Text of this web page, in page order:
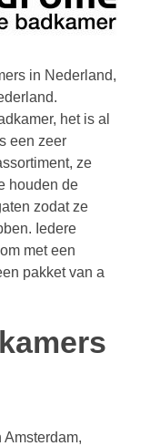
in Nederland,
het is al
een zeer
ze
houden de
zodat ze
Iedere
met een
pakket van a